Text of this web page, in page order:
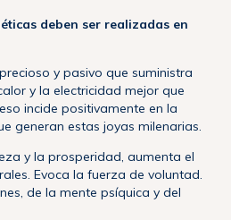
deben ser realizadas en
y pasivo que suministra
y la electricidad mejor que
incide positivamente en la
generan estas joyas milenarias.
y la prosperidad, aumenta el
Evoca la fuerza de voluntad.
de la mente psíquica y del